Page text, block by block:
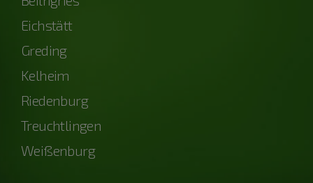
Eichstätt
Greding
Kelheim
Riedenburg
Treuchtlingen
Weißenburg